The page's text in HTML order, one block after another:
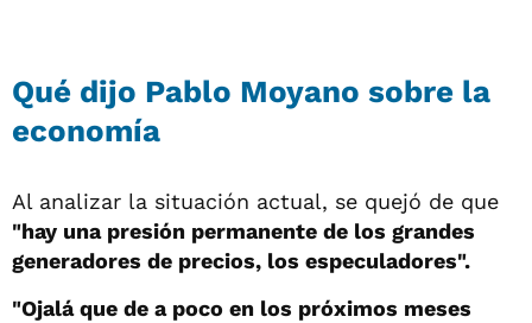
Qué dijo Pablo Moyano sobre la
economía
Al analizar la situación actual, se quejó de que
"hay una presión permanente de los grandes
generadores de precios, los especuladores".
"Ojalá que de a poco en los próximos meses